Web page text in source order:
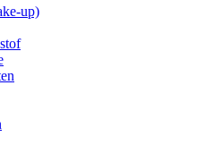
up)